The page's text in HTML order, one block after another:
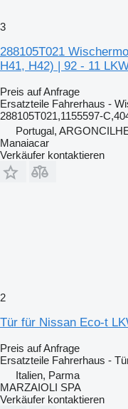
3
288105T021
H41, H42) | 92 - 11
Preis auf Anfrage
Ersatzteile Fahrerhaus -
288105T021,1155597-
Portugal,
Manaiacar
Verkäufer kontaktieren
2
Tür für Nissan Eco-t
Preis auf Anfrage
Ersatzteile Fahrerhaus -
Italien, Parma
MARZAIOLI SPA
Verkäufer kontaktieren